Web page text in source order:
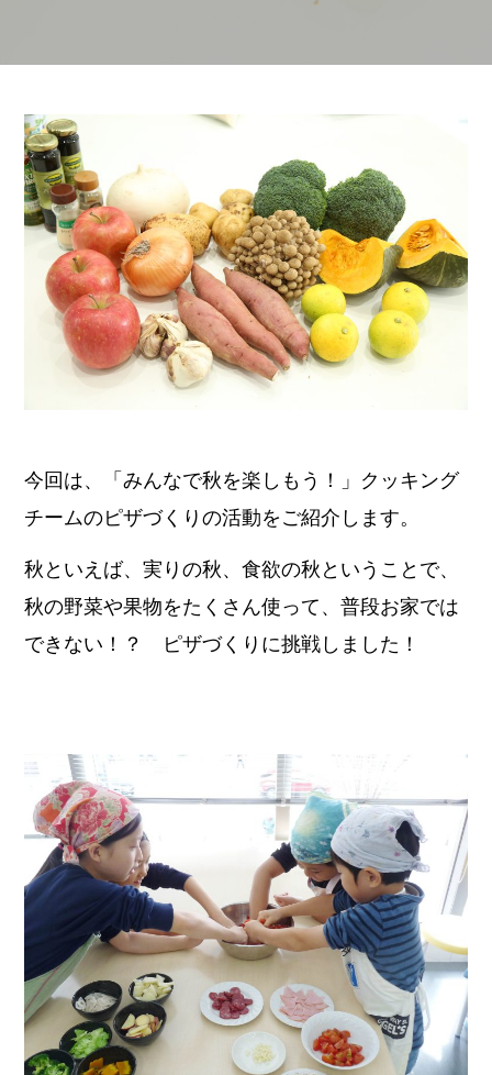
今回は、「みんなで秋を楽しもう！」クッキング
チームのピザづくりの活動をご紹介します。
秋といえば、実りの秋、食欲の秋ということで、
秋の野菜や果物をたくさん使って、普段お家では
できない！？ ピザづくりに挑戦しました！